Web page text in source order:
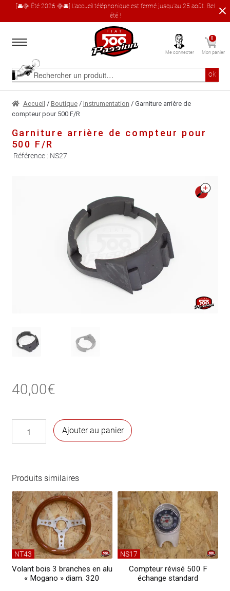
[🚘🌞 Été 2026 🌞🚘] L'accueil téléphonique est fermé jusqu'au 25 août. Bel
été !
à
navigation
au
contenu
Rechercher
produit
ok
Accueil
Le catalogue produit
À propos
Garages partenaires
Me connecter
0
Mon panier
Accueil / Boutique/ Instrumentation / Garniture arrière de
compteur pour 500 F/R
Garniture arrière de compteur pour
500 F/R
Référence : NS27
40,00€
de
compteur
pour
500
F/R
Ajouter au panier
Produits similaires
NT43
Volant bois 3 branches en alu
« Mogano » diam. 320
NS17
Compteur révisé 500 F
échange standard